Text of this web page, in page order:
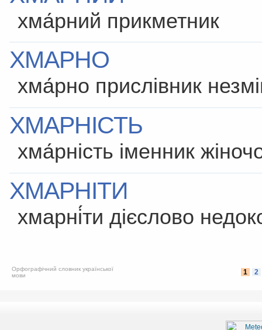
хма́рний прикметник
ХМАРНО
хма́рно прислівник
ХМАРНІСТЬ
хма́рність іменник
ХМАРНІТИ
хмарні́ти дієслово
Орфографічний словник української
мови
1 2